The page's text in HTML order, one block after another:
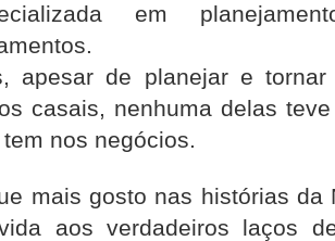
em
apesar de planejar e
casais, nenhuma delas
nos negócios.
mais gosto nas histórias da
aos verdadeiros laços